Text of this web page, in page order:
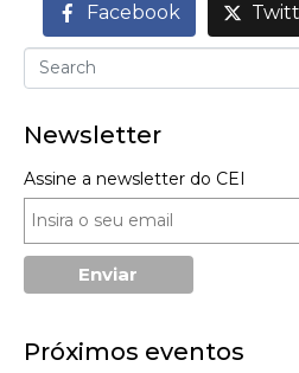
Facebook
Newsletter
Assine a newsletter do CEI
Próximos eventos